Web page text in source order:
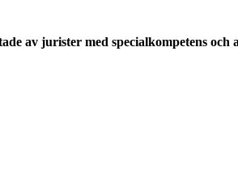
av jurister med specialkompetens